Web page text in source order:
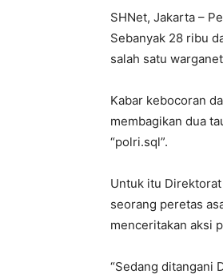
SHNet, Jakarta –
Sebanyak 28 ribu
salah satu
Kabar kebocoran
membagikan dua
“polri.sql”.
Untuk itu
seorang peretas
menceritakan aksi
“Sedang ditangani